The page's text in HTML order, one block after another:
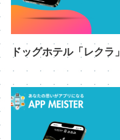
ドッグホテル「レクラ」